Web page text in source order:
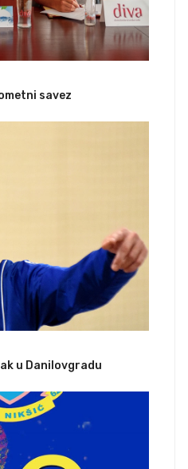
savez
u Danilovgradu